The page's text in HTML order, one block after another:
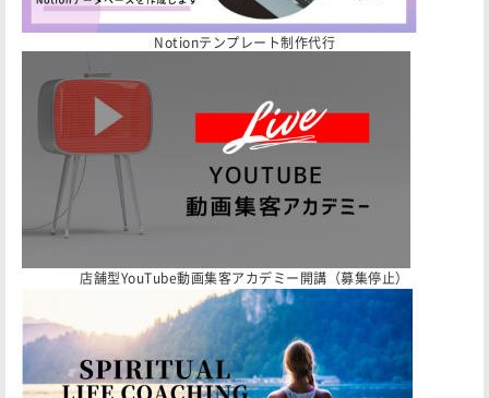
Notionテンプレート制作代行
店舗型YouTube動画集客アカデミー開講（募集停止）